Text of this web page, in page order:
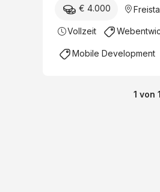
€ 4.000
Vollzeit
Mobile Development
1 von 1